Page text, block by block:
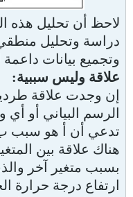
لاحظ أن تحليل هذه
دراسة وتحليل
وتجميع بيانات داعمة
علاقة وليس سببية:
إن وجدت علاقة
الرسم البياني أو
تدعي أن أ هو سبب
هناك علاقة بين
بسبب متغير آخر
ارتفاع درجة حرارة